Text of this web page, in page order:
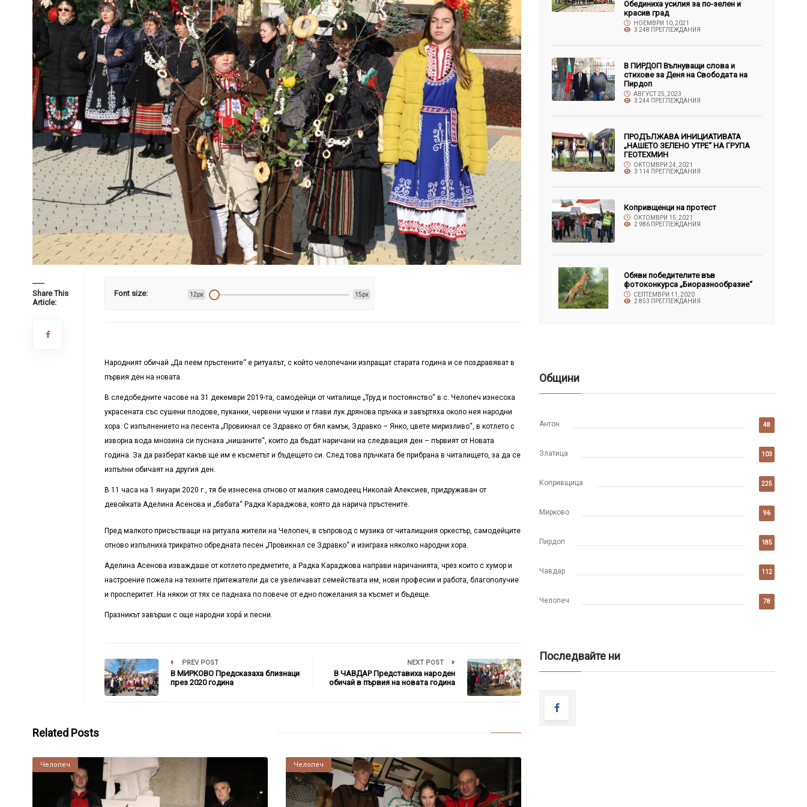
Share This
Article:
Font size: 12px 15px
Народният обичай „Да пеем пръстените“ е ритуалът, с който челопечани изпращат старата година и се поздравяват в
първия ден на новата.
В следобедните часове на 31 декември 2019-та, самодейци от читалище „Труд и постоянство“ в с. Челопеч изнесоха
украсената със сушени плодове, пуканки, червени чушки и глави лук дрянова пръчка и завъртяха около нея народни
хора. С изпълнението на песента „Провикнал се Здравко от бял камък, Здравко – Янко, цвете миризливо“, в котлето с
изворна вода мнозина си пуснаха „нишаните“, които да бъдат наричани на следващия ден – първият от Новата
година. За да разберат какъв ще им е късметът и бъдещето си. След това пръчката бе прибрана в читалището, за да се
изпълни обичаят на другия ден.
В 11 часа на 1 януари 2020 г., тя бе изнесена отново от малкия самодеец Николай Алексиев, придружаван от
девойката Аделина Асенова и „бабата“ Радка Караджова, която да нарича пръстените.
Пред малкото присъстващи на ритуала жители на Челопеч, в съпровод с музика от читалищния оркестър, самодейците
отново изпълниха трикратно обредната песен „Провикнал се Здравко“ и изиграха няколко народни хора.
Аделина Асенова изваждаше от котлето предметите, а Радка Караджова направи наричанията, чрез които с хумор и
настроение пожела на техните притежатели да се увеличават семействата им, нови професии и работа, благополучие
и просперитет. На някои от тях се паднаха по повече от едно пожелания за късмет и бъдеще.
Празникът завърши с още народни хорá и песни.
PREV POST
В МИРКОВО Предсказаха близнаци
през 2020 година
NEXT POST
В ЧАВДАР Представиха народен
обичай в първия на новата година
Related Posts
Челопеч Челопеч
Обединиха усилия за по-зелен и
красив град
НОЕМВРИ 10, 2021
3 248 ПРЕГЛЕЖДАНИЯ
В ПИРДОП Вълнуващи слова и
стихове за Деня на Свободата на
Пирдоп
АВГУСТ 25, 2023
3 244 ПРЕГЛЕЖДАНИЯ
ПРОДЪЛЖАВА ИНИЦИАТИВАТА
„НАШЕТО ЗЕЛЕНО УТРЕ“ НА ГРУПА
ГЕОТЕХМИН
ОКТОМВРИ 24, 2021
3 114 ПРЕГЛЕЖДАНИЯ
Копривщенци на протест
ОКТОМВРИ 15, 2021
2 986 ПРЕГЛЕЖДАНИЯ
Обяви победителите във
фотоконкурса „Биоразнообразие“
СЕПТЕМВРИ 11, 2020
2 853 ПРЕГЛЕЖДАНИЯ
Общини
Антон 48
Златица 103
Копривщица 225
Мирково 96
Пирдоп 185
Чавдар 112
Челопеч 78
Последвайте ни